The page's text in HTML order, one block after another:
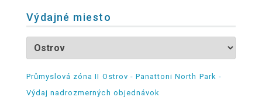
Výdajné miesto
Průmyslová zóna II Ostrov - Panattoni North Park -
Výdaj nadrozmerných objednávok